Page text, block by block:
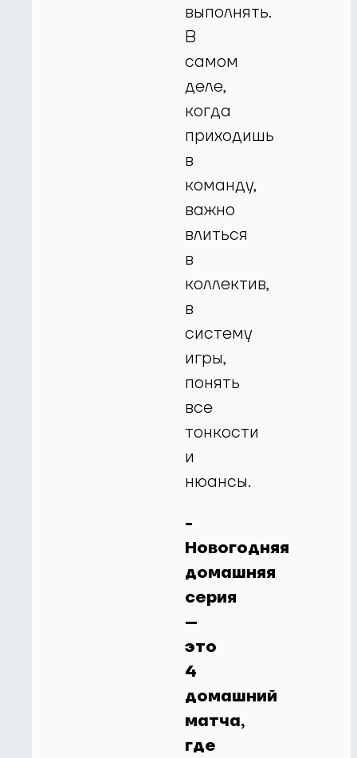
выполнять.
В
самом
деле,
когда
приходишь
в
команду,
важно
влиться
в
коллектив,
в
систему
игры,
понять
все
тонкости
и
нюансы.
-
Новогодняя
домашняя
серия
–
это
4
домашний
матча,
где